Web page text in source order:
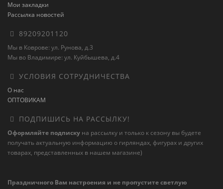
Мои закладки
Рассылка новостей
89209201120
Мы в Коврове: ул. Рунова, д.3
Мы во Владимире: ул. Куйбышева, д.4
УСЛОВИЯ СОТРУДНИЧЕСТВА
О нас
ОПТОВИКАМ
ПОДПИШИСЬ НА РАССЫЛКУ!
Оформляйте подписку на рассылку и только к сезону вы будете
получать актуальную информацию о гирляндах, фигурах и других
товарах, представленных в нашем магазине)
Праздничного Вам настроения и не пропустите светлую